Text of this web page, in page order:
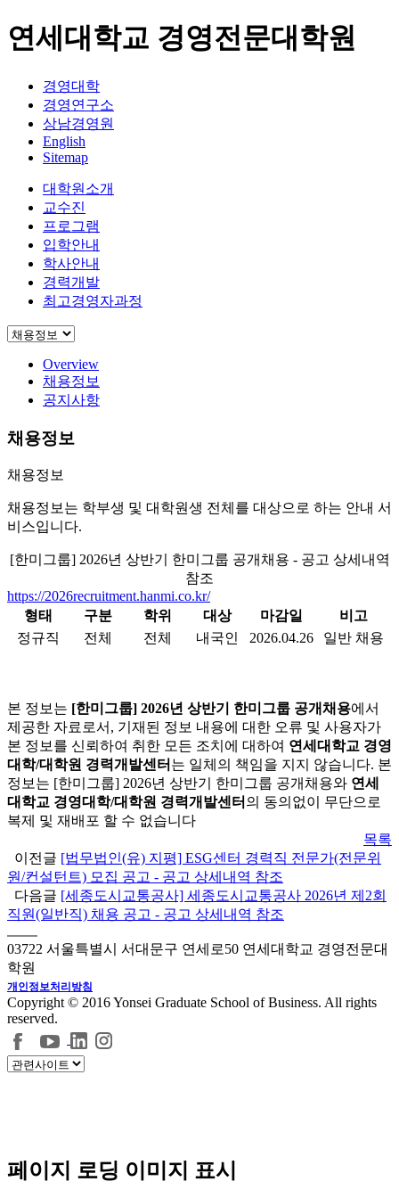
연세대학교 경영전문대학원
경영대학
경영연구소
상남경영원
English
Sitemap
대학원소개
교수진
프로그램
입학안내
학사안내
경력개발
최고경영자과정
Overview
채용정보
공지사항
채용정보
채용정보
채용정보는 학부생 및 대학원생 전체를 대상으로 하는 안내 서
비스입니다.
[한미그룹] 2026년 상반기 한미그룹 공개채용 - 공고 상세내역
참조
https://2026recruitment.hanmi.co.kr/
형태
구분 학위 대상 마감일
비고
정규직
전체 전체 내국인 2026.04.26 일반 채용
본 정보는 [한미그룹] 2026년 상반기 한미그룹 공개채용에서
제공한 자료로서, 기재된 정보 내용에 대한 오류 및 사용자가
본 정보를 신뢰하여 취한 모든 조치에 대하여 연세대학교 경영
대학/대학원 경력개발센터 는 일체의 책임을 지지 않습니다. 본
정보는 [한미그룹] 2026년 상반기 한미그룹 공개채용와 연세
대학교 경영대학/대학원 경력개발센터 의 동의없이 무단으로
복제 및 재배포 할 수 없습니다
목록
이전글 [법무법인(유) 지평] ESG센터 경력직 전문가(전문위
원/컨설턴트) 모집 공고 - 공고 상세내역 참조
다음글 [세종도시교통공사] 세종도시교통공사 2026년 제2회
직원(일반직) 채용 공고 - 공고 상세내역 참조
03722 서울특별시 서대문구 연세로50 연세대학교 경영전문대
학원
개인정보처리방침
Copyright © 2016 Yonsei Graduate School of Business. All rights
reserved.
페이지 로딩 이미지 표시